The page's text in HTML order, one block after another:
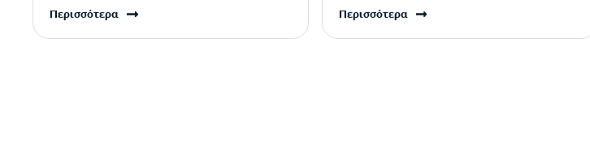
Περισσότερα Περισσότερα